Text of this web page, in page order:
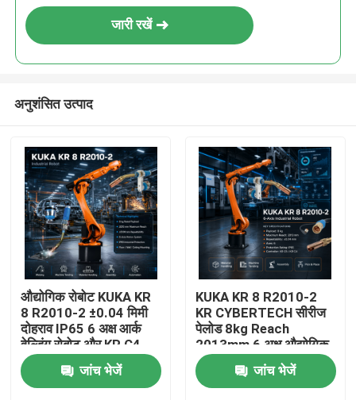
घर
जारी रखें
अनुशंसित उत्पाद
औद्योगिक रोबोट KUKA KR
8 R2010-2 ±0.04 मिमी
दोहराव IP65 6 अक्ष आर्क
वेल्डिंग रोबोट और KR C4
KR C5 KR C5-2 नियंत्रण
कैबिनेट
जांच भेजें
KUKA KR 8 R2010-2
KR CYBERTECH सीरीज
पेलोड 8kg Reach
2013mm 6 अक्ष औद्योगिक
रोबोट TBi RM2 रोबोट
वेल्डिंग टॉर्च जांच भेजें